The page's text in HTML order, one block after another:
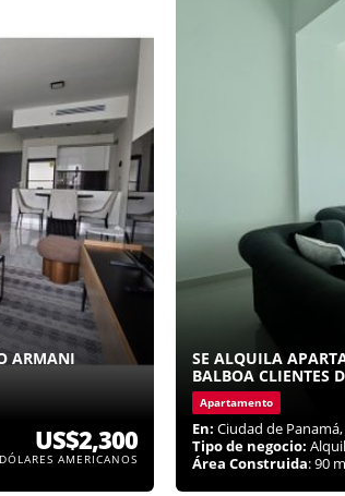
ARMANI
US$2,300
DÓLARES AMERICANOS
SE ALQUILA
BALBOA CLIENTES
Apartamento
En: Ciudad de
Tipo de negocio:
Área Construida: 90